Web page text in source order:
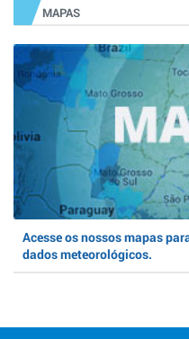
MAPAS
Acesse os nossos mapas
dados meteorológicos.